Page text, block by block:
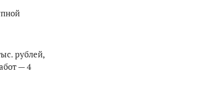
рублей,
— 4